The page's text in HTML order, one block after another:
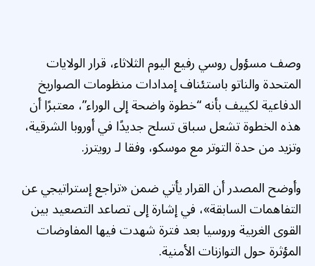
وصف مسؤول روسي رفيع اليوم الثلاثاء، قرار الولايات
المتحدة والناتو باستئناف إمدادات منظومات الصواريخ
الدفاعية لكييف بأنه “خطوة واضحة إلى الوراء”، معتبرًا أن
هذه الخطوة تشعل سباق تسلح جديدًا في أوروبا الشرقية،
وتزيد من حدة التوتر مع موسكو، وفقا لـ رويترز.
وأوضح المصدر أن القرار يأتي ضمن «تراجع إستراتيجي عن
التفاهمات السابقة»، في إشارة إلى تصاعد التصعيد بين
القوى الغربية وروسيا بعد فترة شهدت فيها المفاوضات
المؤثرة حول التوازنات الأمنية.